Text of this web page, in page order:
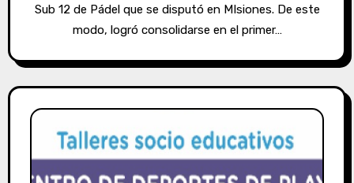
Sub 12 de Pádel que se disputó en MIsiones. De este
modo, logró consolidarse en el primer…